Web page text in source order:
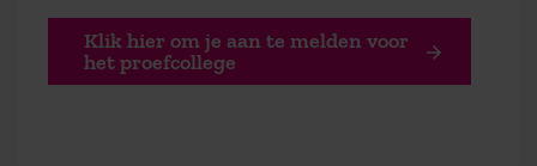
Klik hier om je aan te melden voor
het proefcollege